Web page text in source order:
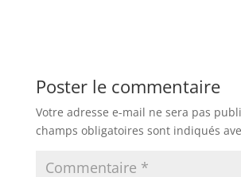
Poster le commentaire
Votre adresse e-mail ne sera pas
champs obligatoires sont indiqués